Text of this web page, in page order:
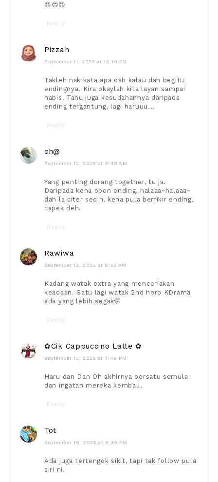
😍😍😍
Reply
Pizzah
September 11, 2025 at 10:10 PM
Takleh nak kata apa dah kalau dah begitu
endingnya. Kira okaylah kita layan sampai
habis. Tahu juga kesudahannya daripada
ending tergantung, lagi haruuu...
Reply
ch@
September 12, 2025 at 9:48 AM
Yang penting dorang together, tu ja.
Daripada kena open ending, halaaa~halaaa~
dah la citer sedih, kena pula berfikir ending,
capek deh.
Reply
Rawiwa
September 12, 2025 at 8:53 PM
Kadang watak extra yang menceriakan
keadaan. Satu lagi watak 2nd hero KDrama
ada yang lebih segak🤭
Reply
✿Cik Cappuccino Latte ✿
September 13, 2025 at 7:49 PM
Haru dan Dan Oh akhirnya bersatu semula
dan ingatan mereka kembali.
Reply
Tot
September 18, 2025 at 6:30 PM
Ada juga tertengok sikit, tapi tak follow pula
siri ni.